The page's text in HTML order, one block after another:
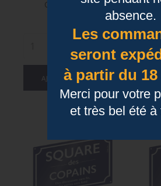
Gueule De Con
AJOUTER AU PANIER
absence.
Les
seront
à partir du
Merci pour votre
et très bel été à